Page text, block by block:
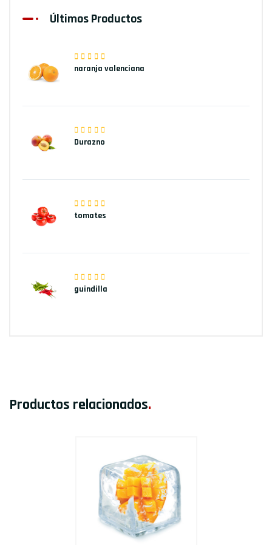
Últimos Productos
naranja valenciana
Durazno
tomates
guindilla
Productos relacionados.